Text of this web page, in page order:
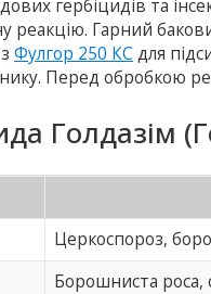
гербіцидів та
Гарний
зФулгор 250 КС для
Перед обробкою
Голдазім
Церкоспороз,
Борошниста роса,